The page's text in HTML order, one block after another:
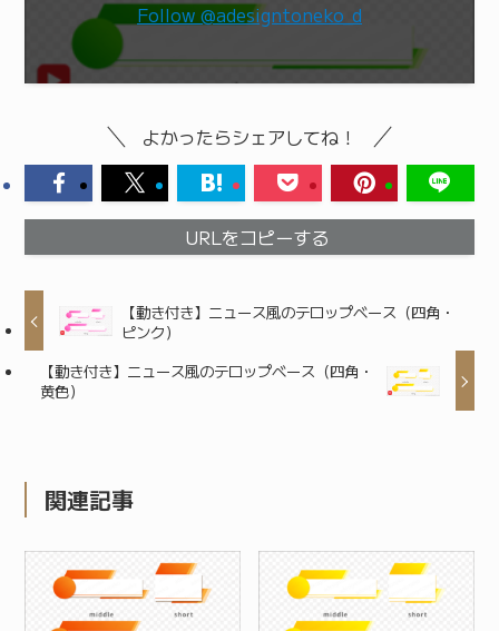
Follow @adesigntoneko_d
よかったらシェアしてね！
URLをコピーする
【動き付き】ニュース風のテロップベース（四角・
ピンク）
【動き付き】ニュース風のテロップベース（四角・
黄色）
関連記事